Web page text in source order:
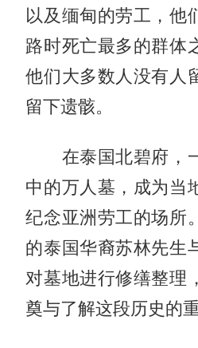
以及缅甸的劳工，他
路时死亡最多的群体
他们大多数人没有人
留下遗骸。
在泰国北碧府，
中的万人墓，成为当
纪念亚洲劳工的场所
的泰国华裔苏林先生
对墓地进行修缮整理
奠与了解这段历史的